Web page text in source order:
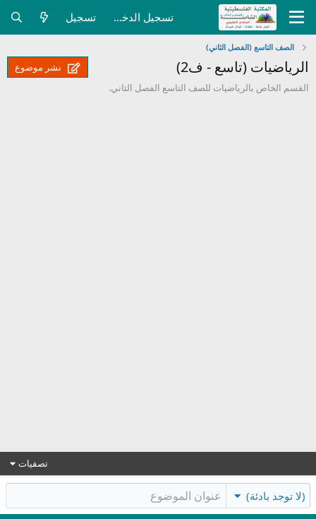
تسجيل الدخول تسجيل
الصف التاسع (الفصل الثاني)
الرياضيات (تاسع - ف2)
نشر موضوع
القسم الخاص بالرياضيات للصف التاسع الفصل الثاني.
تصفيات
(لا توجد بادئة)